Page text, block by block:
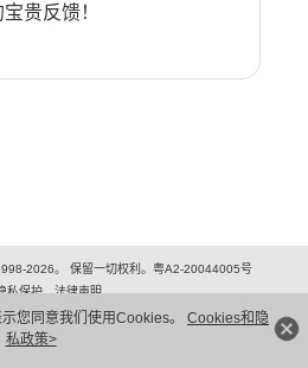
您同意我们使用Cookies。 Cookies和隐
私政策>
宝贵反馈！
2026。 保留一切权利。粤A2-20044005号
私保护
法律声明